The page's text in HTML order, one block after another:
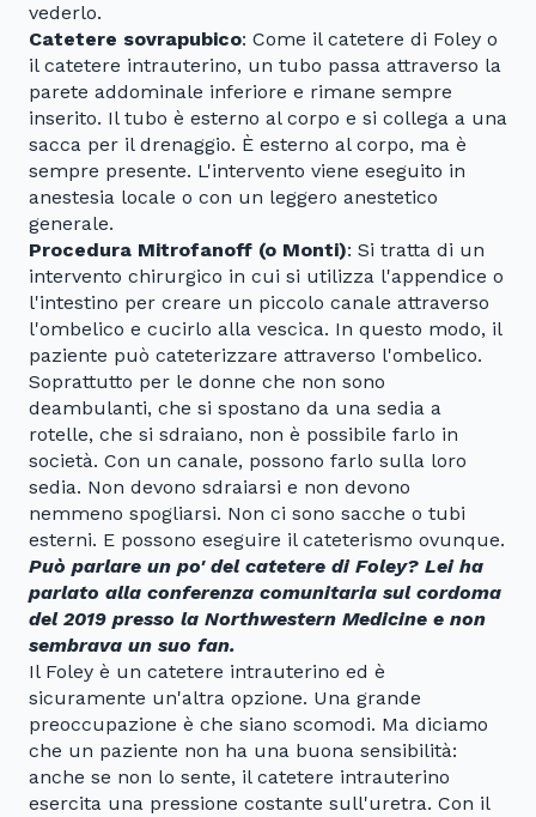
vederlo.
Catetere sovrapubico: Come il catetere di Foley o
il catetere intrauterino, un tubo passa attraverso la
parete addominale inferiore e rimane sempre
inserito. Il tubo è esterno al corpo e si collega a una
sacca per il drenaggio. È esterno al corpo, ma è
sempre presente. L'intervento viene eseguito in
anestesia locale o con un leggero anestetico
generale.
Procedura Mitrofanoff (o Monti): Si tratta di un
intervento chirurgico in cui si utilizza l'appendice o
l'intestino per creare un piccolo canale attraverso
l'ombelico e cucirlo alla vescica. In questo modo, il
paziente può cateterizzare attraverso l'ombelico.
Soprattutto per le donne che non sono
deambulanti, che si spostano da una sedia a
rotelle, che si sdraiano, non è possibile farlo in
società. Con un canale, possono farlo sulla loro
sedia. Non devono sdraiarsi e non devono
nemmeno spogliarsi. Non ci sono sacche o tubi
esterni. E possono eseguire il cateterismo ovunque.
Può parlare un po' del catetere di Foley? Lei ha
parlato alla conferenza comunitaria sul cordoma
del 2019 presso la Northwestern Medicine e non
sembrava un suo fan.
Il Foley è un catetere intrauterino ed è
sicuramente un'altra opzione. Una grande
preoccupazione è che siano scomodi. Ma diciamo
che un paziente non ha una buona sensibilità:
anche se non lo sente, il catetere intrauterino
esercita una pressione costante sull'uretra. Con il